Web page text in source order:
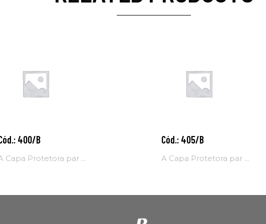
400/B
Capa Protetora par ...
Adicionar
carrinho
Cód.: 405/B
A Capa Protetora par ...
Adicionar
carrinho